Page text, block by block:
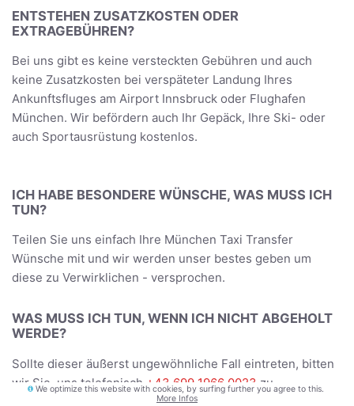
ENTSTEHEN ZUSATZKOSTEN ODER
EXTRAGEBÜHREN?
Bei uns gibt es keine versteckten Gebühren und auch
keine Zusatzkosten bei verspäteter Landung Ihres
Ankunftsfluges am Airport Innsbruck oder Flughafen
München. Wir befördern auch Ihr Gepäck, Ihre Ski- oder
auch Sportausrüstung kostenlos.
ICH HABE BESONDERE WÜNSCHE, WAS MUSS ICH
TUN?
Teilen Sie uns einfach Ihre München Taxi Transfer
Wünsche mit und wir werden unser bestes geben um
diese zu Verwirklichen - versprochen.
WAS MUSS ICH TUN, WENN ICH NICHT ABGEHOLT
WERDE?
Sollte dieser äußerst ungewöhnliche Fall eintreten, bitten
wir Sie, uns telefonisch +43 699 1966 0023 zu
informieren. Wir werden uns umgehend um Ihr Problem
We optimize this website with cookies, by surfing further you agree to this.
More Infos